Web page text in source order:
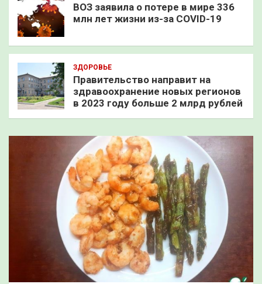
ВОЗ заявила о потере в мире 336
млн лет жизни из-за COVID-19
ЗДОРОВЬЕ
Правительство направит на
здравоохранение новых регионов
в 2023 году больше 2 млрд рублей